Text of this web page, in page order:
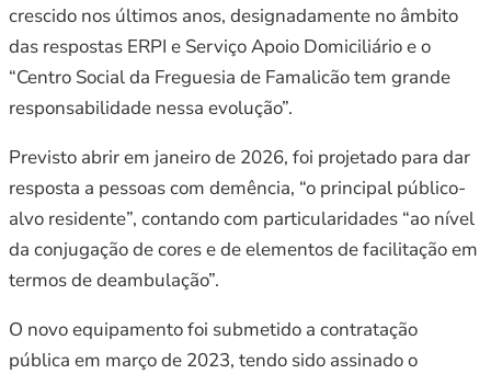
crescido nos últimos anos, designadamente no âmbito
das respostas ERPI e Serviço Apoio Domiciliário e o
“Centro Social da Freguesia de Famalicão tem grande
responsabilidade nessa evolução”.
Previsto abrir em janeiro de 2026, foi projetado para dar
resposta a pessoas com demência, “o principal público-
alvo residente”, contando com particularidades “ao nível
da conjugação de cores e de elementos de facilitação em
termos de deambulação”.
O novo equipamento foi submetido a contratação
pública em março de 2023, tendo sido assinado o